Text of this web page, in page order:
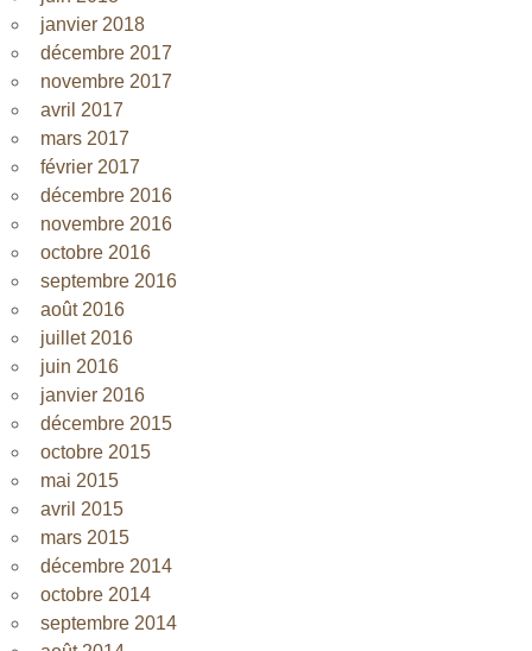
janvier 2018
décembre 2017
novembre 2017
avril 2017
mars 2017
février 2017
décembre 2016
novembre 2016
octobre 2016
septembre 2016
août 2016
juillet 2016
juin 2016
janvier 2016
décembre 2015
octobre 2015
mai 2015
avril 2015
mars 2015
décembre 2014
octobre 2014
septembre 2014